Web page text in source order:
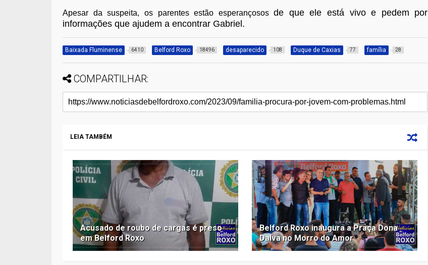
Apesar da suspeita, os parentes estão esperançososde que ele está vivo e pedem por
informações que ajudem a encontrar Gabriel.
Baixada Fluminense 6410 Belford Roxo 18496 desaparecido 108 Duque de Caxias 77 família 28
COMPARTILHAR:
LEIA TAMBÉM
Acusado de roubo de cargas é preso
em Belford Roxo
Belford Roxo inaugura a Praça Dona
Dalva no Morro do Amor